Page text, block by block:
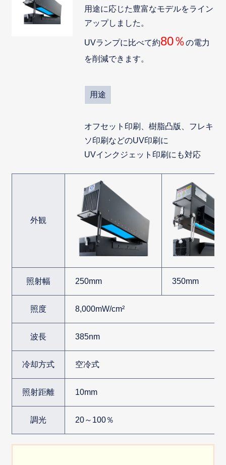
用途に応じた豊富なモデルをライン
アップしました。
UVランプに比べて約80％の電力
を削減できます。
用途
オフセット印刷、樹脂凸版、フレキ
ソ印刷などのUV印刷に
UVインクジェット印刷にも対応
外観
照射幅 250mm 350mm
照度 8,000mW/cm²
波長 385nm
冷却方式 空冷式
照射距離 10mm
調光 20～100％